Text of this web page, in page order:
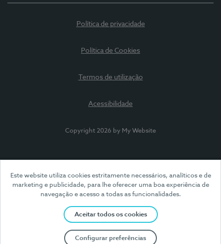
Este website utiliza cookies estritamente necessários, analíticos e de
marketing e publicidade, para lhe oferecer uma boa experiência de
navegação e acesso a todas as funcionalidades.
Aceitar todos os cookies
Configurar preferências
Política de privacidade
Política de Cookies
Termos de utilização
Acessibilidade
Copyright 2026 by My Website